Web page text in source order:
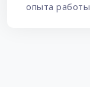
опыта работы